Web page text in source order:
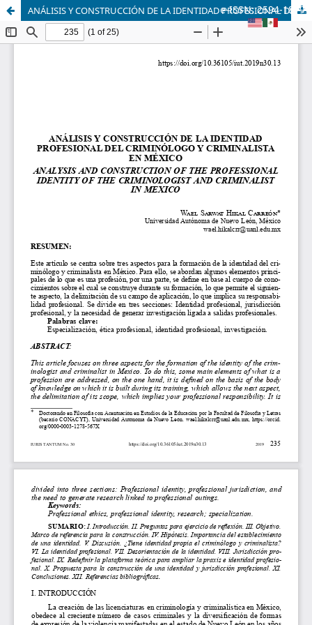
ANÁLISIS Y CONSTRUCCIÓN DE LA IDENTIDAD PROFESIONAL DEL CRIMINÓLOGO Y CRIMINALISTA EN MÉXICO
e-ISSN: 2594-1879